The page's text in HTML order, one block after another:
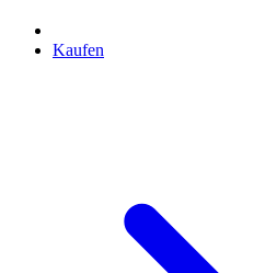
Kaufen